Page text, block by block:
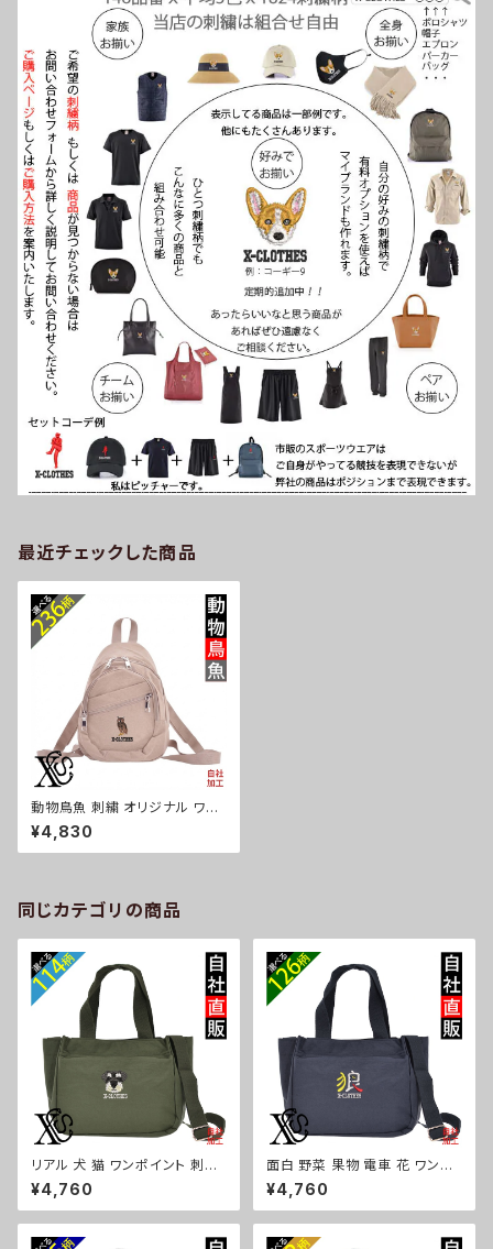
最近チェックした商品
動物鳥魚 刺繍 オリジナル ワン
ポイント リュック バックパック
ボディバッグ レディース メンズ
デイパック 雑貨 グッズ 自社ブラ
¥4,830
同じカテゴリの商品
リアル 犬 猫 ワンポイント 刺繍
トート ショルダーバッグ カジュ
アル 軽量 レディース メンズ 雑
貨 グッズ 自社ブランド 柄 ギフト
¥4,760
面白 野菜 果物 電車 花 ワンポ
イント 刺繍トート ショルダーバ
ッグ カジュアル 軽量 レディース
メンズ 雑貨 グッズ 自社ブランド
¥4,760